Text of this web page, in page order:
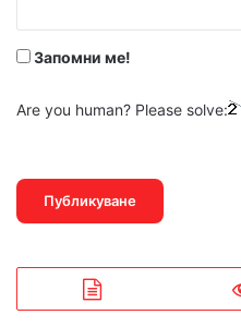
Запомни ме!
Are you human? Please solve: